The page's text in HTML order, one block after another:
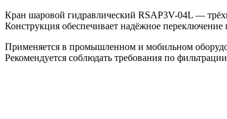
Кран шаровой гидравлический RSAP3V-04L —
Конструкция обеспечивает надёжное
Применяется в промышленном и мобильном
Рекомендуется соблюдать требования по